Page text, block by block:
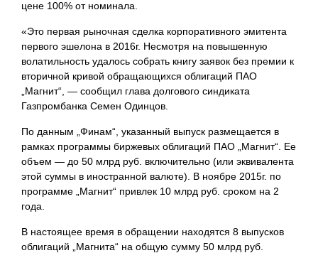
цене 100% от номинала.
«Это первая рыночная сделка корпоративного эмитента
первого эшелона в 2016г. Несмотря на повышенную
волатильность удалось собрать книгу заявок без премии к
вторичной кривой обращающихся облигаций ПАО
„Магнит“, — сообщил глава долгового синдиката
Газпромбанка Семен Одинцов.
По данным „Финам“, указанный выпуск размещается в
рамках программы биржевых облигаций ПАО „Магнит“. Ее
объем — до 50 млрд руб. включительно (или эквивалента
этой суммы в иностранной валюте). В ноябре 2015г. по
программе „Магнит“ привлек 10 млрд руб. сроком на 2
года.
В настоящее время в обращении находятся 8 выпусков
облигаций „Магнита“ на общую сумму 50 млрд руб.